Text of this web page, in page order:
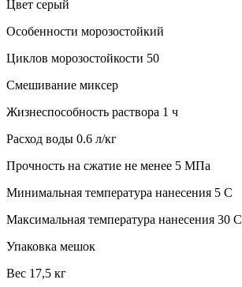
Цвет серый
Особенности морозостойкий
Циклов морозостойкости 50
Смешивание миксер
Жизнеспособность раствора 1 ч
Расход воды 0.6 л/кг
Прочность на сжатие не менее 5 МПа
Минимальная температура нанесения 5 C
Максимальная температура нанесения 30 C
Упаковка мешок
Вес 17,5 кг